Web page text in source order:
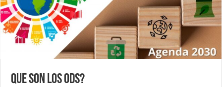
Que son los ods?